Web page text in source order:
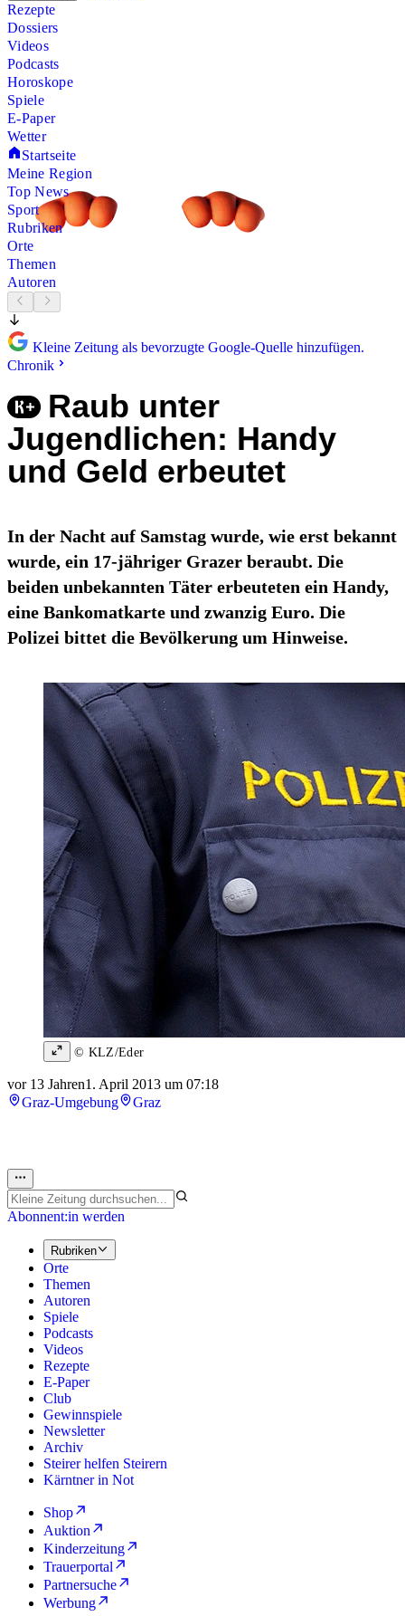
Rezepte
Dossiers
Videos
Podcasts
Horoskope
Spiele
E-Paper
Wetter
Startseite
Meine Region
Top News
Sport
Rubriken
Orte
Themen
Autoren
Kleine Zeitung als bevorzugte Google-Quelle hinzufügen.
Chronik
Raub unter
Jugendlichen: Handy
und Geld erbeutet
In der Nacht auf Samstag wurde, wie erst bekannt
wurde, ein 17-jähriger Grazer beraubt. Die
beiden unbekannten Täter erbeuteten ein Handy,
eine Bankomatkarte und zwanzig Euro. Die
Polizei bittet die Bevölkerung um Hinweise.
© KLZ/Eder
vor 13 Jahren1. April 2013 um 07:18
Graz-Umgebung
Graz
Abonnent:in werden
Rubriken
Orte
Themen
Autoren
Spiele
Podcasts
Videos
Rezepte
E-Paper
Club
Gewinnspiele
Newsletter
Archiv
Steirer helfen Steirern
Kärntner in Not
Shop
Auktion
Kinderzeitung
Trauerportal
Partnersuche
Werbung